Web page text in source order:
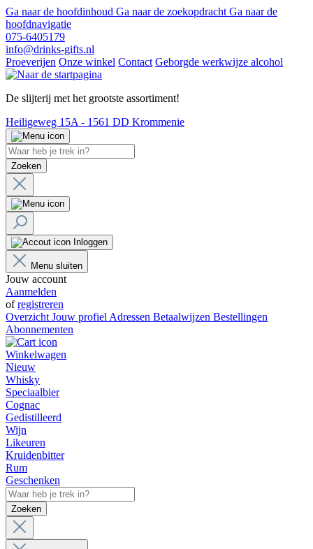
Ga naar de hoofdinhoud Ga naar de zoekopdracht Ga naar de
hoofdnavigatie
075-6405179
info@drinks-gifts.nl
Proeverijen Onze winkel Contact Geborgde werkwijze alcohol
De slijterij met het grootste assortiment!
Heiligeweg 15A - 1561 DD Krommenie
Zoeken
Inloggen
Menu sluiten
Jouw account
Aanmelden
ofregistreren
Overzicht Jouw profiel Adressen Betaalwijzen Bestellingen
Abonnementen
Winkelwagen
Nieuw
Whisky
Speciaalbier
Cognac
Gedistilleerd
Wijn
Likeuren
Kruidenbitter
Rum
Geschenken
Zoeken